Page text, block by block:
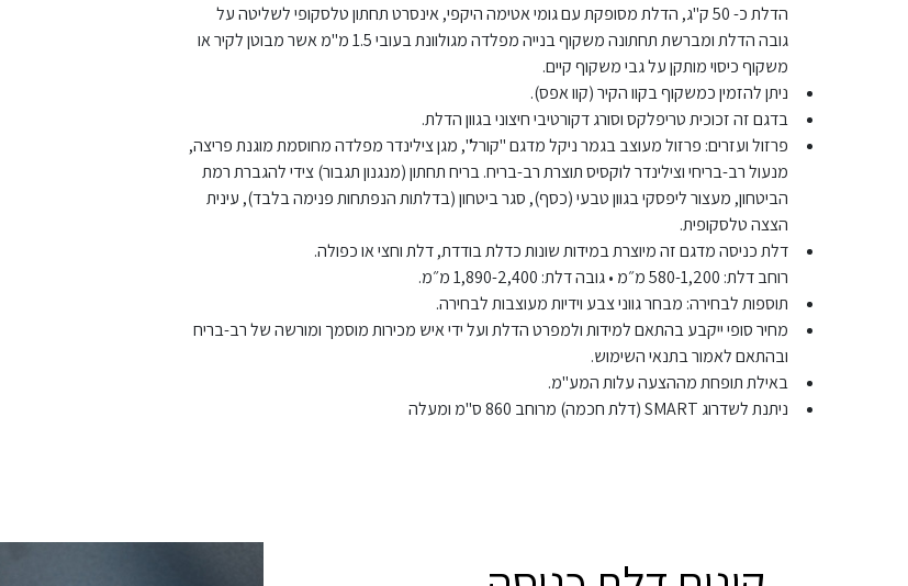
הדלת כ- 50 ק"ג, הדלת מסופקת עם גומי אטימה היקפי, אינסרט תחתון טלסקופי לשליטה על
גובה הדלת ומברשת תחתונה משקוף בנייה מפלדה מגולוונת בעובי 1.5 מ"מ אשר מבוטן לקיר או
משקוף כיסוי מותקן על גבי משקוף קיים.
ניתן להזמין כמשקוף בקוו הקיר (קוו אפס).
בדגם זה זכוכית טריפלקס וסורג דקורטיבי חיצוני בגוון הדלת.
פרזול ועזרים: פרזול מעוצב בגמר ניקל מדגם "קורל", מגן צילינדר מפלדה מחוסמת מוגנת פריצה,
מנעול רב-בריחי וצילינדר לוקסיס תוצרת רב-בריח. בריח תחתון (מנגנון תגבור) צידי להגברת רמת
הביטחון, מעצור ליפסקי בגוון טבעי (כסף), סגר ביטחון (בדלתות הנפתחות פנימה בלבד), עינית
הצצה טלסקופית.
דלת כניסה מדגם זה מיוצרת במידות שונות כדלת בודדת, דלת וחצי או כפולה.
רוחב דלת: 580-1,200 מ״מ • גובה דלת: 1,890-2,400 מ״מ.
תוספות לבחירה: מבחר גווני צבע וידיות מעוצבות לבחירה.
מחיר סופי ייקבע בהתאם למידות ולמפרט הדלת ועל ידי איש מכירות מוסמך ומורשה של רב-בריח
ובהתאם לאמור בתנאי השימוש.
באילת תופחת מההצעה עלות המע"מ.
ניתנת לשדרוג SMART (דלת חכמה) מרוחב 860 ס"מ ומעלה